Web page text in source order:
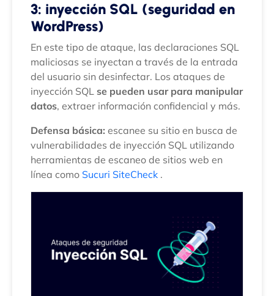
3: inyección SQL (seguridad en
WordPress)
En este tipo de ataque, las declaraciones SQL
maliciosas se inyectan a través de la entrada
del usuario sin desinfectar. Los ataques de
inyección SQL se pueden usar para manipular
datos, extraer información confidencial y más.
Defensa básica: escanee su sitio en busca de
vulnerabilidades de inyección SQL utilizando
herramientas de escaneo de sitios web en
línea como Sucuri SiteCheck .